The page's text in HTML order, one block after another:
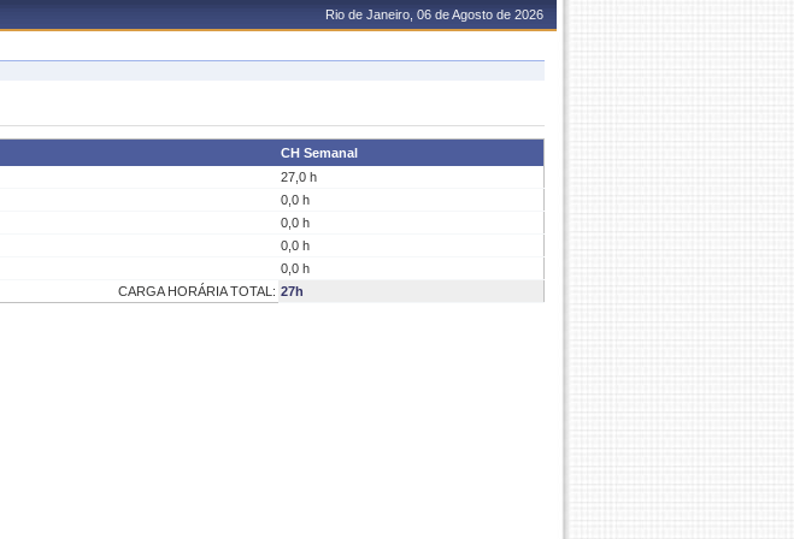
Rio de Janeiro, 06 de Agosto de 2026
CH Semanal
27,0 h
0,0 h
0,0 h
0,0 h
0,0 h
CARGA HORÁRIA TOTAL: 27h